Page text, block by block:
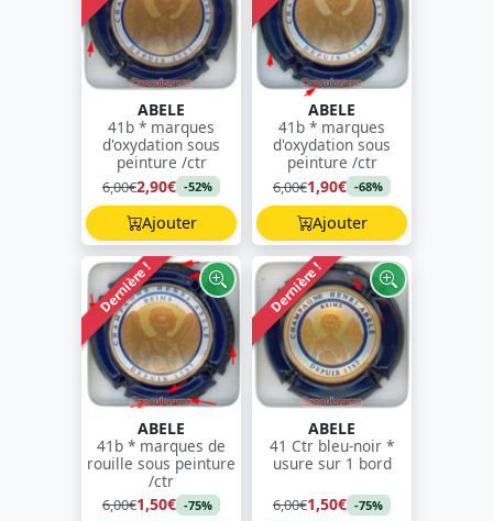
ABELE
41b * marques
d'oxydation sous
peinture /ctr
6,00€2,90€ -52%
Ajouter
ABELE
41b * marques
d'oxydation sous
peinture /ctr
6,00€1,90€ -68%
Ajouter
Dernière !
ABELE
41b * marques de
rouille sous peinture
/ctr
6,00€1,50€ -75%
Dernière !
ABELE
41 Ctr bleu-noir *
usure sur 1 bord
6,00€1,50€ -75%